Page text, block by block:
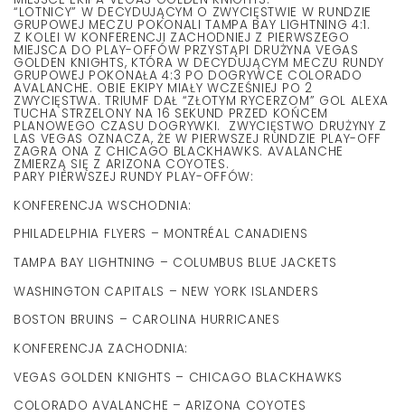
“LOTNICY” W DECYDUJĄCYM O ZWYCIĘSTWIE W RUNDZIE
GRUPOWEJ MECZU POKONALI TAMPA BAY LIGHTNING 4:1.
Z KOLEI W KONFERENCJI ZACHODNIEJ Z PIERWSZEGO
MIEJSCA DO PLAY-OFFÓW PRZYSTĄPI DRUŻYNA VEGAS
GOLDEN KNIGHTS, KTÓRA W DECYDUJĄCYM MECZU RUNDY
GRUPOWEJ POKONAŁA 4:3 PO DOGRYWCE COLORADO
AVALANCHE. OBIE EKIPY MIAŁY WCZEŚNIEJ PO 2
ZWYCIĘSTWA. TRIUMF DAŁ “ZŁOTYM RYCERZOM” GOL ALEXA
TUCHA STRZELONY NA 16 SEKUND PRZED KOŃCEM
PLANOWEGO CZASU DOGRYWKI. ZWYCIĘSTWO DRUŻYNY Z
LAS VEGAS OZNACZA, ŻE W PIERWSZEJ RUNDZIE PLAY-OFF
ZAGRA ONA Z CHICAGO BLACKHAWKS. AVALANCHE
ZMIERZĄ SIĘ Z ARIZONA COYOTES.
PARY PIERWSZEJ RUNDY PLAY-OFFÓW:
KONFERENCJA WSCHODNIA:
PHILADELPHIA FLYERS – MONTRÉAL CANADIENS
TAMPA BAY LIGHTNING – COLUMBUS BLUE JACKETS
WASHINGTON CAPITALS – NEW YORK ISLANDERS
BOSTON BRUINS – CAROLINA HURRICANES
KONFERENCJA ZACHODNIA:
VEGAS GOLDEN KNIGHTS – CHICAGO BLACKHAWKS
COLORADO AVALANCHE – ARIZONA COYOTES